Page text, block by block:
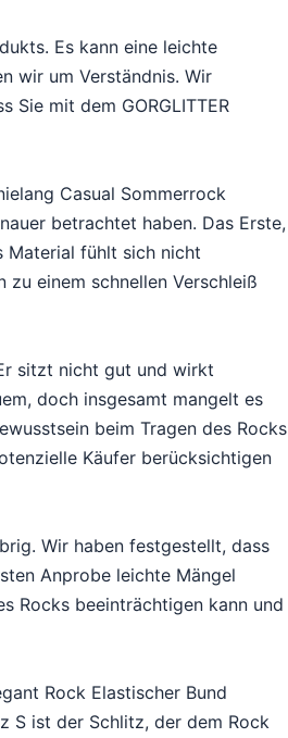
Es kann eine leichte
wir um Verständnis. Wir
Sie mit dem GORGLITTER
Casual Sommerrock
betrachtet haben. Das Erste,
Material fühlt sich nicht
einem schnellen Verschleiß
sitzt nicht gut und wirkt
doch insgesamt mangelt es
beim Tragen des Rocks
Käufer berücksichtigen
Wir haben festgestellt, dass
Anprobe leichte Mängel
Rocks beeinträchtigen kann und
Rock Elastischer Bund
S ist der Schlitz, der dem Rock